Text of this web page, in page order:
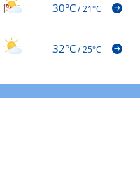
30°C/21°C
32°C/25°C